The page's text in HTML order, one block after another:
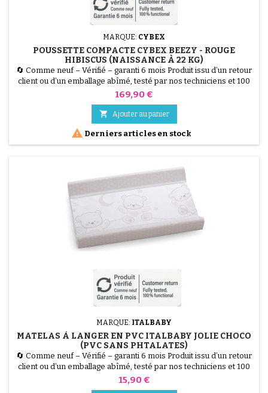
MARQUE: CYBEX
POUSSETTE COMPACTE CYBEX BEEZY - ROUGE
HIBISCUS (NAISSANCE À 22 KG)
🔄 Comme neuf – Vérifié – garanti 6 mois Produit issu d’un retour
client ou d’un emballage abîmé, testé par nos techniciens et 100
% fonctionnel. La Poussette CYBEX Beezy en couleur Rouge
offrir un confort maximal sans faire de compromis sur la
praticité, elle est utilisable dès la naissance...
Prix
169,90 €
 Ajouter au panier
 Derniers articles en stock
MARQUE: ITALBABY
MATELAS À LANGER EN PVC ITALBABY JOLIE CHOCO
(PVC SANS PHTALATES)
🔄 Comme neuf – Vérifié – garanti 6 mois Produit issu d’un retour
client ou d’un emballage abîmé, testé par nos techniciens et 100
% fonctionnel. Assurez confort et sécurité à votre bébé pendant
Prix
15,90 €